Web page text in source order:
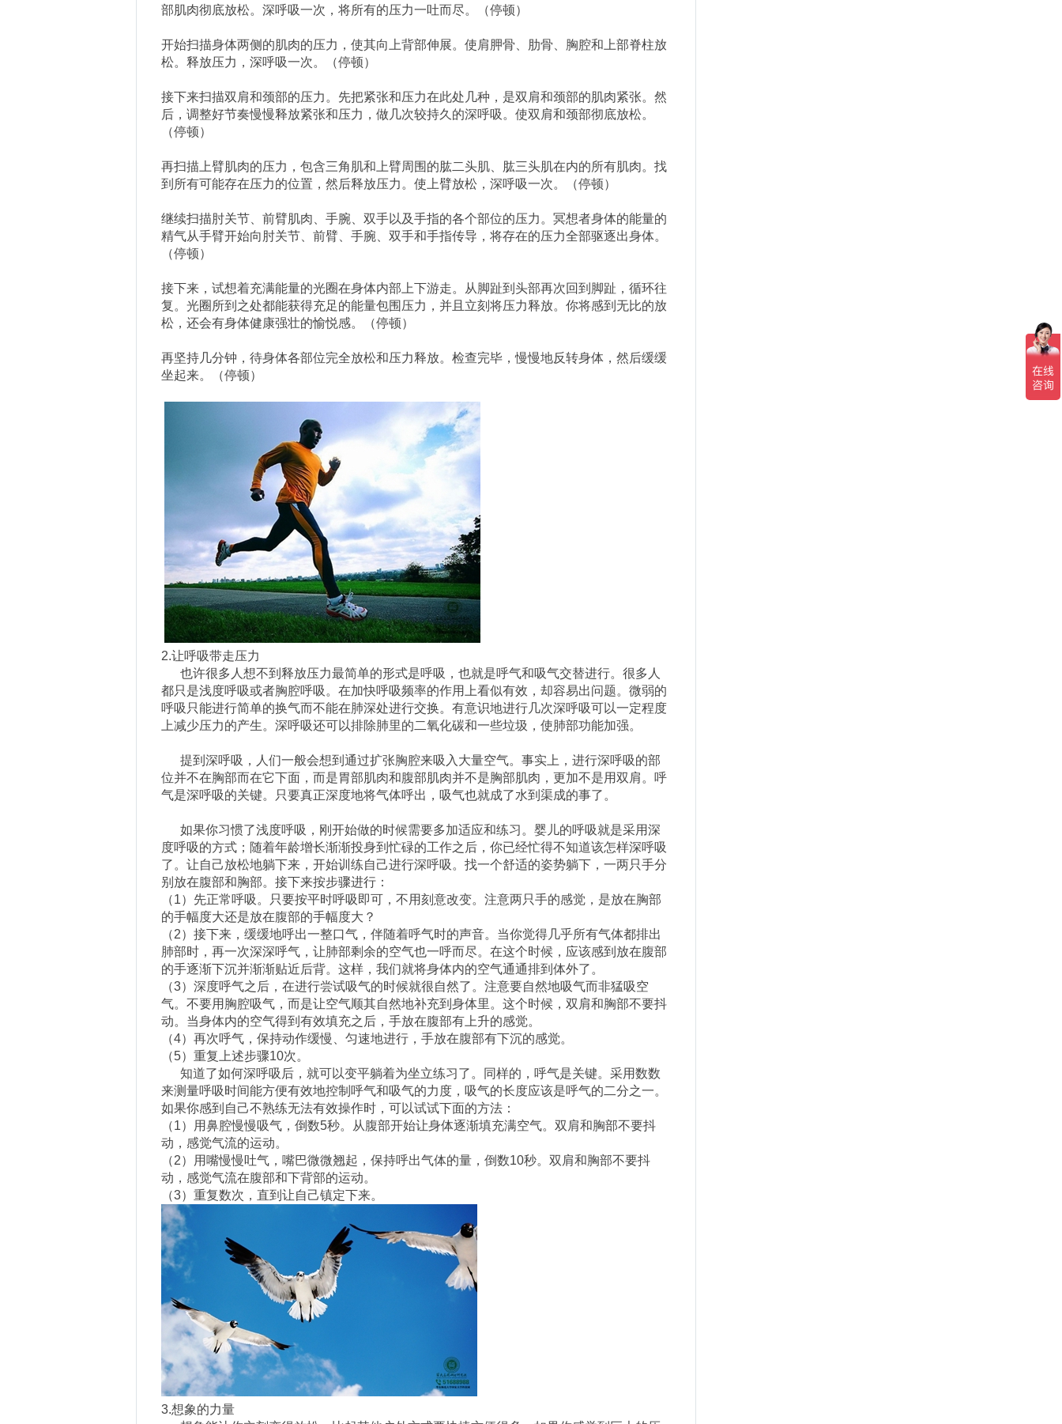
部肌肉彻底放松。深呼吸一次，将所有的压力一吐而尽。（停顿）
开始扫描身体两侧的肌肉的压力，使其向上背部伸展。使肩胛骨、肋骨、胸腔和上部脊柱放
松。释放压力，深呼吸一次。（停顿）
接下来扫描双肩和颈部的压力。先把紧张和压力在此处几种，是双肩和颈部的肌肉紧张。然
后，调整好节奏慢慢释放紧张和压力，做几次较持久的深呼吸。使双肩和颈部彻底放松。
（停顿）
再扫描上臂肌肉的压力，包含三角肌和上臂周围的肱二头肌、肱三头肌在内的所有肌肉。找
到所有可能存在压力的位置，然后释放压力。使上臂放松，深呼吸一次。（停顿）
继续扫描肘关节、前臂肌肉、手腕、双手以及手指的各个部位的压力。冥想者身体的能量的
精气从手臂开始向肘关节、前臂、手腕、双手和手指传导，将存在的压力全部驱逐出身体。
（停顿）
接下来，试想着充满能量的光圈在身体内部上下游走。从脚趾到头部再次回到脚趾，循环往
复。光圈所到之处都能获得充足的能量包围压力，并且立刻将压力释放。你将感到无比的放
松，还会有身体健康强壮的愉悦感。（停顿）
再坚持几分钟，待身体各部位完全放松和压力释放。检查完毕，慢慢地反转身体，然后缓缓
坐起来。（停顿）
2.让呼吸带走压力
也许很多人想不到释放压力最简单的形式是呼吸，也就是呼气和吸气交替进行。很多人
都只是浅度呼吸或者胸腔呼吸。在加快呼吸频率的作用上看似有效，却容易出问题。微弱的
呼吸只能进行简单的换气而不能在肺深处进行交换。有意识地进行几次深呼吸可以一定程度
上减少压力的产生。深呼吸还可以排除肺里的二氧化碳和一些垃圾，使肺部功能加强。
提到深呼吸，人们一般会想到通过扩张胸腔来吸入大量空气。事实上，进行深呼吸的部
位并不在胸部而在它下面，而是胃部肌肉和腹部肌肉并不是胸部肌肉，更加不是用双肩。呼
气是深呼吸的关键。只要真正深度地将气体呼出，吸气也就成了水到渠成的事了。
如果你习惯了浅度呼吸，刚开始做的时候需要多加适应和练习。婴儿的呼吸就是采用深
度呼吸的方式；随着年龄增长渐渐投身到忙碌的工作之后，你已经忙得不知道该怎样深呼吸
了。让自己放松地躺下来，开始训练自己进行深呼吸。找一个舒适的姿势躺下，一两只手分
别放在腹部和胸部。接下来按步骤进行：
（1）先正常呼吸。只要按平时呼吸即可，不用刻意改变。注意两只手的感觉，是放在胸部
的手幅度大还是放在腹部的手幅度大？
（2）接下来，缓缓地呼出一整口气，伴随着呼气时的声音。当你觉得几乎所有气体都排出
肺部时，再一次深深呼气，让肺部剩余的空气也一呼而尽。在这个时候，应该感到放在腹部
的手逐渐下沉并渐渐贴近后背。这样，我们就将身体内的空气通通排到体外了。
（3）深度呼气之后，在进行尝试吸气的时候就很自然了。注意要自然地吸气而非猛吸空
气。不要用胸腔吸气，而是让空气顺其自然地补充到身体里。这个时候，双肩和胸部不要抖
动。当身体内的空气得到有效填充之后，手放在腹部有上升的感觉。
（4）再次呼气，保持动作缓慢、匀速地进行，手放在腹部有下沉的感觉。
（5）重复上述步骤10次。
知道了如何深呼吸后，就可以变平躺着为坐立练习了。同样的，呼气是关键。采用数数
来测量呼吸时间能方便有效地控制呼气和吸气的力度，吸气的长度应该是呼气的二分之一。
如果你感到自己不熟练无法有效操作时，可以试试下面的方法：
（1）用鼻腔慢慢吸气，倒数5秒。从腹部开始让身体逐渐填充满空气。双肩和胸部不要抖
动，感觉气流的运动。
（2）用嘴慢慢吐气，嘴巴微微翘起，保持呼出气体的量，倒数10秒。双肩和胸部不要抖
动，感觉气流在腹部和下背部的运动。
（3）重复数次，直到让自己镇定下来。
3.想象的力量